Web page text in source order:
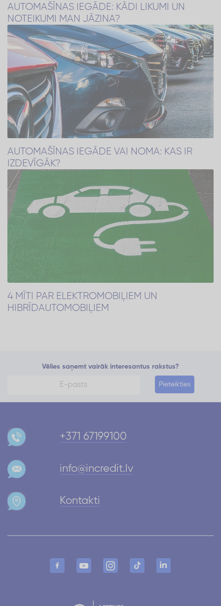
AUTOMAŠĪNAS IEGĀDE: KĀDI LIKUMI UN
NOTEIKUMI MAN JĀZINA?
AUTOMAŠĪNAS IEGĀDE VAI NOMA: KAS IR
IZDEVĪGĀK?
4 MĪTI PAR ELEKTROMOBIĻIEM UN
HIBRĪDAUTOMOBIĻIEM
Vēlies saņemt vairāk interesantus rakstus?
Pieteikties
+371 67199100
info@incredit.lv
Kontakti